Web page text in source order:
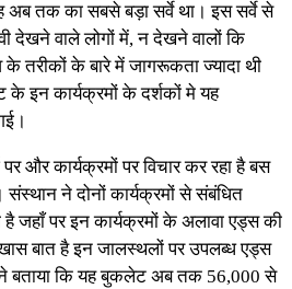
अब तक का सबसे बड़ा सर्वे था। इस सर्वे से
देखने वाले लोगों में, न देखने वालों कि
तरीकों के बारे में जागरूकता ज्यादा थी
के इन कार्यक्रमों के दर्शकों मे यह
और कार्यक्रमों पर विचार कर रहा है बस
ने दोनों कार्यक्रमों से संबंधित
है जहाँ पर इन कार्यक्रमों के अलावा एड्स की
बात है इन जालस्थलों पर उपलब्ध एड्स
ने बताया कि यह बुकलेट अब तक 56,000 से